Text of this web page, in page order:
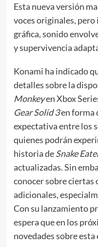
Esta nueva versión
voces originales,
gráfica, sonido
y supervivencia
Konami ha indicado
detalles sobre la
Monkeyen Xbox
Gear Solid 3en forma
expectativa entre los
quienes podrán
historia deSnake
actualizadas. Sin
conocer sobre
adicionales,
Con su lanzamiento
espera que en los
novedades sobre